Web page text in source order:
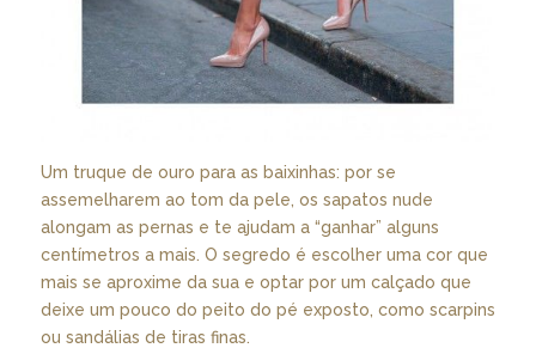
Um truque de ouro para as baixinhas: por se
assemelharem ao tom da pele, os sapatos nude
alongam as pernas e te ajudam a “ganhar” alguns
centímetros a mais. O segredo é escolher uma cor que
mais se aproxime da sua e optar por um calçado que
deixe um pouco do peito do pé exposto, como scarpins
ou sandálias de tiras finas.